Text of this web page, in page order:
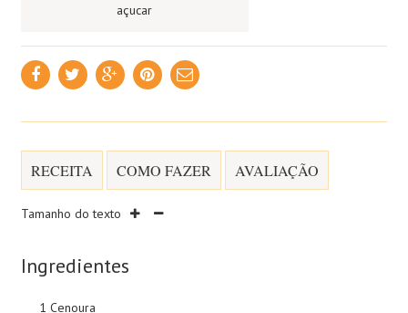
açucar
RECEITA COMO FAZER AVALIAÇÃO
Tamanho do texto
Ingredientes
1 Cenoura